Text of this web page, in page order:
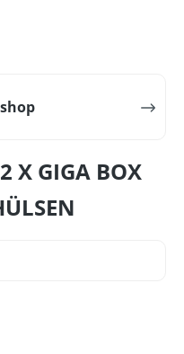
X GIGA BOX